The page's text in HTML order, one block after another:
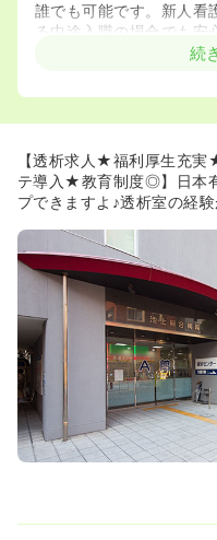
誰でも可能です。新人看
る中途入職の場合でも
標管理も行っています。
もございますので、キャ
も新卒の研修に参加する
選択することも可能です
◆院内は明るく、清潔に
は、車椅子やストレッチ
をとって設計されており
さんも働き易い環境で
すめです♪
◆同院では夜間帯の緊急
います。一般病棟では夜
い為、安心して夜勤を行
◆夏季休暇は公休・有給
連休を取得できます！旅
リをもって勤務できます
◆連休が取りやすい環境
となっています！旅行や
続
【透析求人★福利厚生充
テ導入★教育制度◎】日本
プできますよ♪透析室の経